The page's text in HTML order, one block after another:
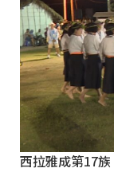
西拉雅成第17